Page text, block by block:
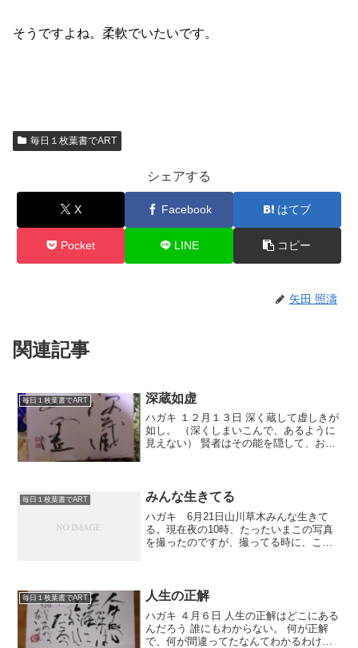
そうですよね。柔軟でいたいです。
毎日１枚葉書でART
シェアする
X Facebook はてブ
Pocket LINE コピー
矢田 照濤
関連記事
毎日１枚葉書でART 深蔵如虚
ハガキ １２月１３日 深く蔵して虚しきが
如し。 （深くしまいこんで、あるように
見えない） 賢者はその能を隠して、おろ
わかりやすい...
毎日１枚葉書でART みんな生きてる
ハガキ 6月21日山川草木みんな生きて
る。現在夜の10時、たったいまこの写真
を撮ったのですが、撮ってる時に、この
『うどんの庄 住吉』...
毎日１枚葉書でART 人生の正解
ハガキ ４月６日 人生の正解はどこにある
んだろう 誰にもわからない。 何が正解
で、何が間違ってたなんてわかるわけが